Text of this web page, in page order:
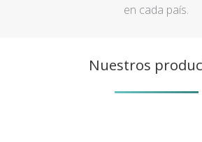
en cada país.
Nuestros